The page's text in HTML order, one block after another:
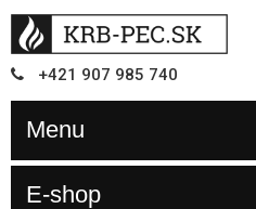
+421 907 985 740
Menu
E-shop